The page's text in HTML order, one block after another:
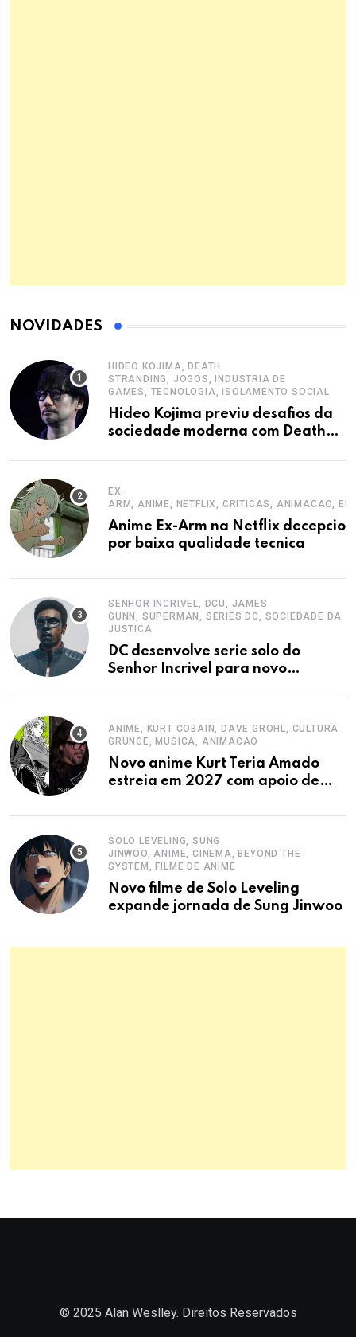
NOVIDADES
HIDEO KOJIMA, DEATH
STRANDING, JOGOS, INDUSTRIA DE
GAMES, TECNOLOGIA, ISOLAMENTO SOCIAL
Hideo Kojima previu desafios da
sociedade moderna com Death
EX-
ARM, ANIME, NETFLIX, CRITICAS, ANIMACAO,
Anime Ex-Arm na Netflix
por baixa qualidade tecnica
SENHOR INCRIVEL, DCU, JAMES
GUNN, SUPERMAN, SERIES DC, SOCIEDADE DA
JUSTICA
DC desenvolve serie solo do
Senhor Incrivel para novo
ANIME, KURT COBAIN, DAVE GROHL, CULTURA
GRUNGE, MUSICA, ANIMACAO
Novo anime Kurt Teria Amado
estreia em 2027 com apoio de
SOLO LEVELING, SUNG
JINWOO, ANIME, CINEMA, BEYOND THE
SYSTEM, FILME DE ANIME
Novo filme de Solo Leveling
expande jornada de Sung Jinwoo
© 2025 Alan Weslley. Direitos Reservados